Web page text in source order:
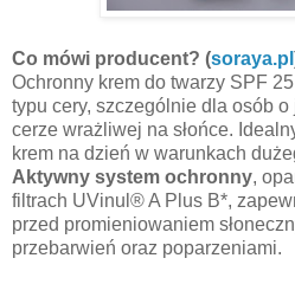
Co mówi producent? (soraya.pl
Ochronny krem do twarzy SPF
typu cery, szczególnie dla osób
cerze wrażliwej na słońce.
krem na dzień w warunkach
Aktywny system ochronny,
filtrach UVinul® A Plus B*,
przed promieniowaniem
przebarwień oraz poparzeniami.